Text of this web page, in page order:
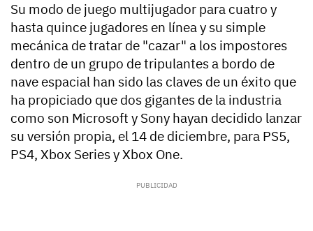
Su modo de juego multijugador para cuatro y
hasta quince jugadores en línea y su simple
mecánica de tratar de "cazar" a los impostores
dentro de un grupo de tripulantes a bordo de
nave espacial han sido las claves de un éxito que
ha propiciado que dos gigantes de la industria
como son Microsoft y Sony hayan decidido lanzar
su versión propia, el 14 de diciembre, para PS5,
PS4, Xbox Series y Xbox One.